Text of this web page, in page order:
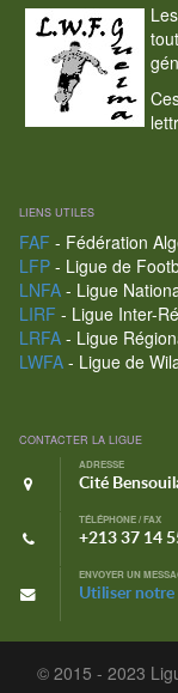
LIENS UTILES
FAF - Fédération
LFP- Ligue de
LNFA- Ligue
LIRF - Ligue Inter-
LRFA- Ligue
LWFA- Ligue de
CONTACTER LA LIGUE
ADRESSE
Cité
TÉLÉPHONE / FAX
+213 37 14
ENVOYER UN
Utiliser
© 2015 - 2023